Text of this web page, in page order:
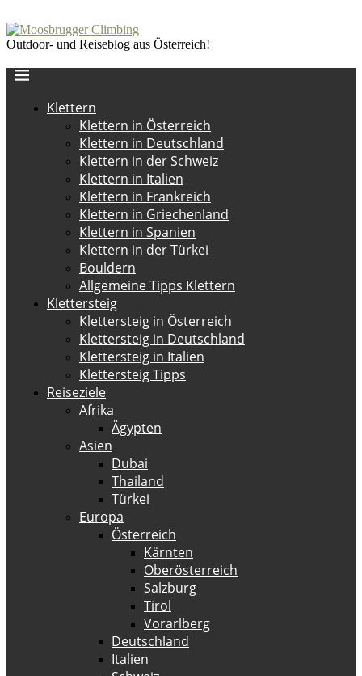
Outdoor- und Reiseblog aus Österreich!
Klettern
Klettern in Österreich
Klettern in Deutschland
Klettern in der Schweiz
Klettern in Italien
Klettern in Frankreich
Klettern in Griechenland
Klettern in Spanien
Klettern in der Türkei
Bouldern
Allgemeine Tipps Klettern
Klettersteig
Klettersteig in Österreich
Klettersteig in Deutschland
Klettersteig in Italien
Klettersteig Tipps
Reiseziele
Afrika
Ägypten
Asien
Dubai
Thailand
Türkei
Europa
Österreich
Kärnten
Oberösterreich
Salzburg
Tirol
Vorarlberg
Deutschland
Italien